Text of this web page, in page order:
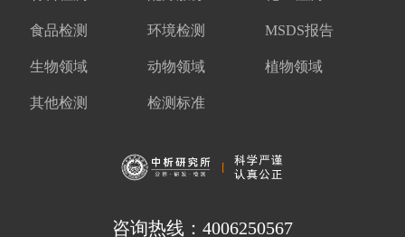
食品检测 环境检测 MSDS报告
生物领域 动物领域 植物领域
其他检测 检测标准
咨询热线：4006250567